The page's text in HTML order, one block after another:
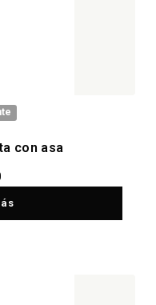
con asa